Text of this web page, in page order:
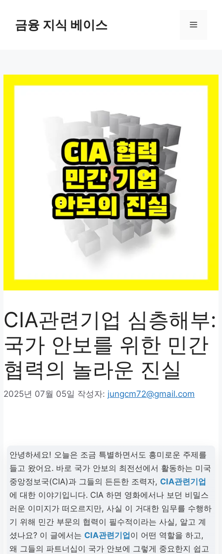
금융 지식 베이스 메
CIA관련기업 심층해부:
국가 안보를 위한 민간
협력의 놀라운 진실
2025년 07월 05일 작성자: jungcm72@gmail.com
안녕하세요! 오늘은 조금 특별하면서도 흥미로운 주제를
들고 왔어요. 바로 국가 안보의 최전선에서 활동하는 미국
중앙정보국(CIA)과 그들의 든든한 조력자, CIA관련기업
에 대한 이야기입니다. CIA 하면 영화에서나 보던 비밀스
러운 이미지가 떠오르지만, 사실 이 거대한 임무를 수행하
기 위해 민간 부문의 협력이 필수적이라는 사실, 알고 계
셨나요? 이 글에서는 CIA관련기업이 어떤 역할을 하고,
왜 그들의 파트너십이 국가 안보에 그렇게 중요한지 쉽고